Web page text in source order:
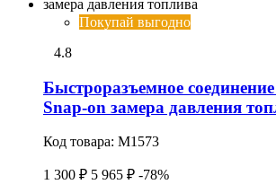
Покупай выгодно
4.8
Быстроразъемное
Snap-on замера давления
Код товара: M1573
1 300 ₽ 5 965 ₽ -78%